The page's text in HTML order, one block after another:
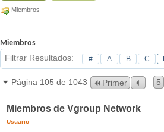
Miembros
Miembros
Filtrar Resultados # A B C
Página 105 de 1043 Primer 5
Miembros de Vgroup Network
Usuario